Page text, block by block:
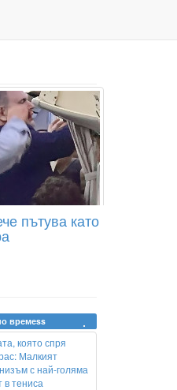
пътува като
времеss
която спря
Малкият
с най-голяма
в тениса